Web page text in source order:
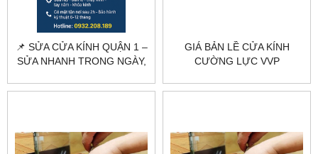
📌 SỬA CỬA KÍNH QUẬN 1 –
SỬA NHANH TRONG NGÀY,
GIÁ BẢN LỀ CỬA KÍNH
CƯỜNG LỰC VVP